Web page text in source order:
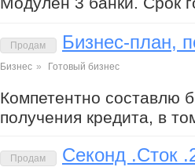
Продам Бизнес-план,
Бизнес » Готовый бизнес
Компетентно составлю
получения кредита, в
Продам Секонд .Сток